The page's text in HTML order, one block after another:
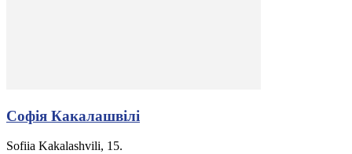
Софія Какалашвілі
Sofiia Kakalashvili, 15.